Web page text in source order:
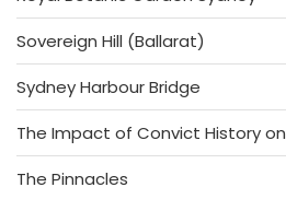
Sovereign Hill (Ballarat)
Sydney Harbour Bridge
The Impact of Convict History
The Pinnacles